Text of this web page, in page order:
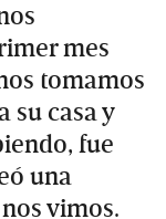
mes
tomamos
su casa y
fue
una
vimos.